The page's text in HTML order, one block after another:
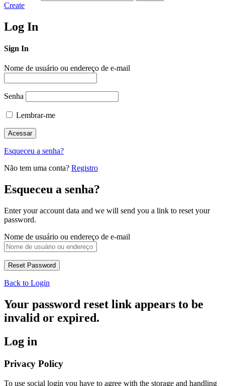
Create
Log In
Sign In
Nome de usuário ou endereço de e-mail
Senha
Lembrar-me
Esqueceu a senha?
Não tem uma conta? Registro
Esqueceu a senha?
Enter your account data and we will send you a link to reset your
password.
Nome de usuário ou endereço de e-mail
Back to Login
Your password reset link appears to be
invalid or expired.
Log in
Privacy Policy
To use social login you have to agree with the storage and handling